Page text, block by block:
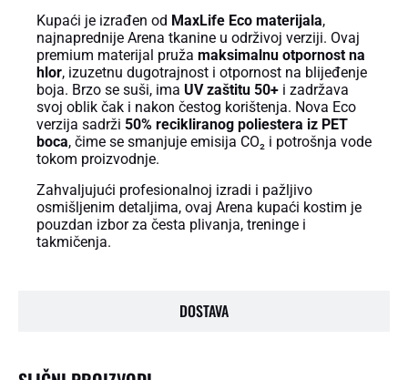
DOSTAVA
Kupaći je izrađen od MaxLife Eco materijala,
najnaprednije Arena tkanine u održivoj verziji. Ovaj
premium materijal pruža maksimalnu otpornost na
hlor, izuzetnu dugotrajnost i otpornost na blijeđenje
boja. Brzo se suši, ima UV zaštitu 50+ i zadržava
svoj oblik čak i nakon čestog korištenja. Nova Eco
verzija sadrži 50% recikliranog poliestera iz PET
boca, čime se smanjuje emisija CO₂ i potrošnja vode
tokom proizvodnje.
Zahvaljujući profesionalnoj izradi i pažljivo
osmišljenim detaljima, ovaj Arena kupaći kostim je
pouzdan izbor za česta plivanja, treninge i
takmičenja.